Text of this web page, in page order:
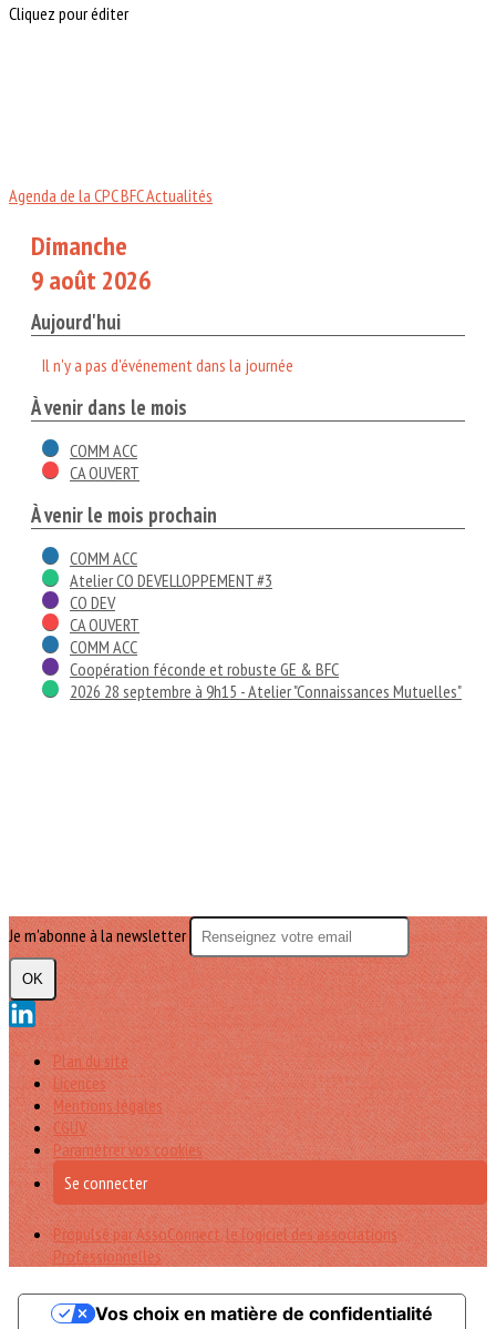
Cliquez pour éditer
Agenda de la CPC BFCActualités
Dimanche
9 août 2026
Aujourd'hui
Il n'y a pas d'événement dans la journée
À venir dans le mois
COMM ACC
CA OUVERT
À venir le mois prochain
COMM ACC
Atelier CO DEVELLOPPEMENT #3
CO DEV
CA OUVERT
COMM ACC
Coopération féconde et robuste GE & BFC
2026 28 septembre à 9h15 - Atelier "Connaissances Mutuelles"
Je m'abonne à la newsletter
OK
Plan du site
Licences
Mentions légales
CGUV
Paramétrer vos cookies
Se connecter
Propulsé par AssoConnect, le logiciel des associations
Professionnelles
Vos choix en matière de confidentialité